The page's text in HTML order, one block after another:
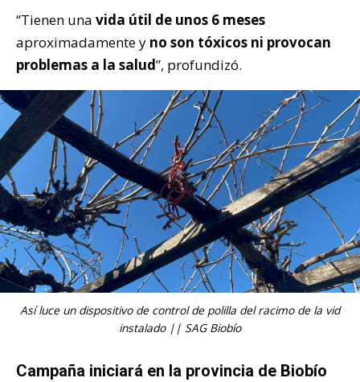
“Tienen una vida útil de unos 6 meses
aproximadamente y no son tóxicos ni provocan
problemas a la salud”, profundizó.
Así luce un dispositivo de control de polilla del racimo de la vid
instalado || SAG Biobío
Campaña iniciará en la provincia de Biobío